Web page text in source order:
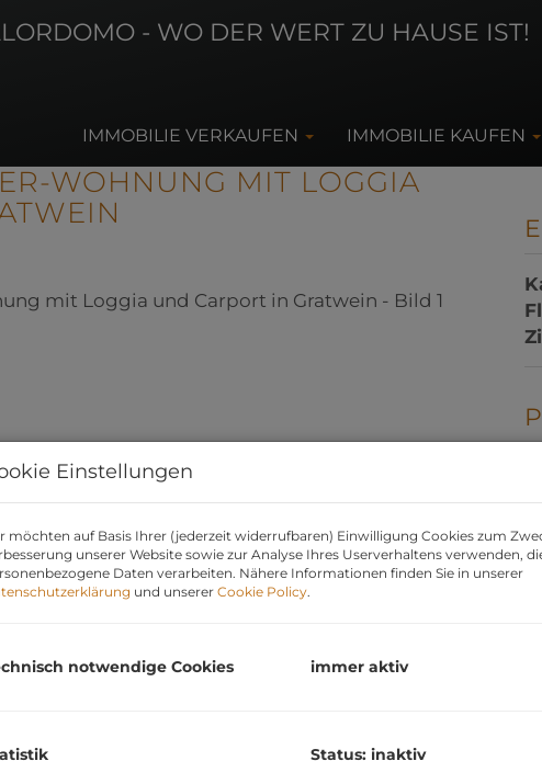
IMMOBILIE VERKAUFEN IMMOBILIE KAUFEN
WOHNUNG MIT LOGGIA
Einstellungen
möchten auf Basis Ihrer (jederzeit widerrufbaren) Einwilligung Cookies zum
unserer Website sowie zur Analyse Ihres Userverhaltens verwenden,
Daten verarbeiten. Nähere Informationen finden Sie in unserer
und unserer Cookie Policy.
notwendige Cookies immer aktiv
Status: inaktiv